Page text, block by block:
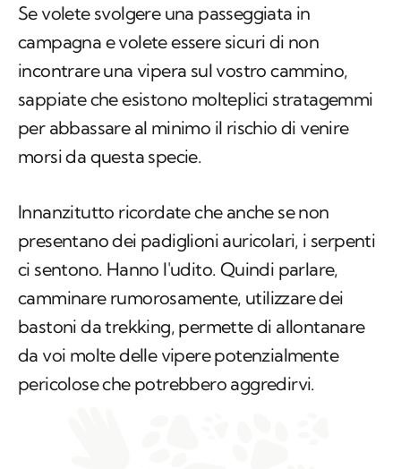
Se volete svolgere una passeggiata in
campagna e volete essere sicuri di non
incontrare una vipera sul vostro cammino,
sappiate che esistono molteplici stratagemmi
per abbassare al minimo il rischio di venire
morsi da questa specie.
Innanzitutto ricordate che anche se non
presentano dei padiglioni auricolari, i serpenti
ci sentono. Hanno l'udito. Quindi parlare,
camminare rumorosamente, utilizzare dei
bastoni da trekking, permette di allontanare
da voi molte delle vipere potenzialmente
pericolose che potrebbero aggredirvi.